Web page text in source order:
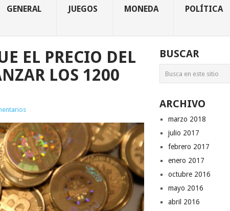
GENERAL JUEGOS MONEDA POLÍTICA
EL PRECIO DEL
LOS 1200
BUSCAR
ARCHIVO
marzo 2018
julio 2017
febrero 2017
enero 2017
octubre 2016
mayo 2016
abril 2016